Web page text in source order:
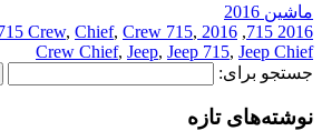
ماشین 2016
2016 715
,
2016 Chief
Crew, Chief, Crew 715,
Crew Chief, Jeep, Jeep 715, Jeep Chief
جستجو برای:
نوشته‌های تازه